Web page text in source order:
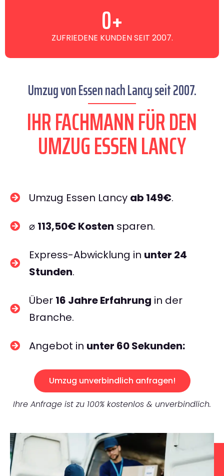
ZUFRIEDENE KUNDEN SEIT 2007.
0+
Umzug von Essen nach Lancy seit 2007.
IHR FACHMANN FÜR DEN
UMZUG ESSEN LANCY
Umzug Essen Lancy ab 149€.
⌀ 113,50€ Kosten sparen.
Express-Abwicklung in unter 24
Stunden.
Über 16 Jahre Erfahrung in der
Branche.
Angebot in unter 60 Sekunden:
Umzug unverbindlich anfragen!
Ihre Anfrage ist zu 100% kostenlos & unverbindlich.